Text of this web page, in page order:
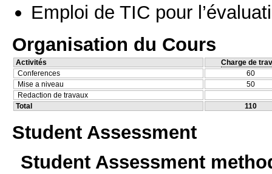
Emploi de TIC pour
Organisation du Cours
Activités
Charge de
Conferences
60
Mise a niveau
50
Redaction de travaux
Total
110
Student Assessment
Student Assessment